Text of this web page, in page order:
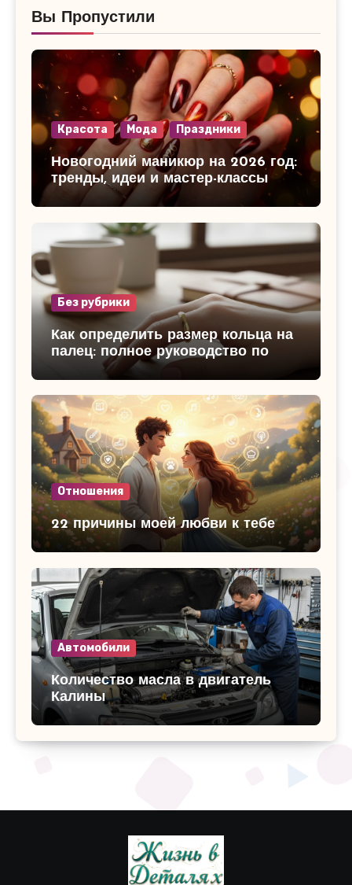
Вы Пропустили
Красота Мода Праздники
Новогодний маникюр на 2026 год:
тренды, идеи и мастер-классы
Без рубрики
Как определить размер кольца на
палец: полное руководство по
измерению
Отношения
22 причины моей любви к тебе
Автомобили
Количество масла в двигатель
Калины